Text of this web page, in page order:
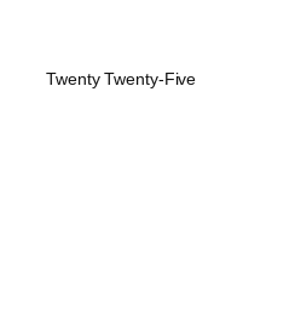
Twenty Twenty-Five